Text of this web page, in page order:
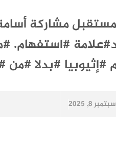
مشاركة
#استفهام.
#إثيوبيا #بدلا
سبتمبر 8, 2025